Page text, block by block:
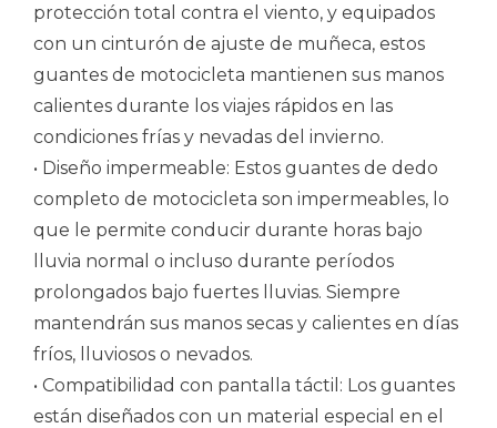
protección total contra el viento, y equipados
con un cinturón de ajuste de muñeca, estos
guantes de motocicleta mantienen sus manos
calientes durante los viajes rápidos en las
condiciones frías y nevadas del invierno.
• Diseño impermeable: Estos guantes de dedo
completo de motocicleta son impermeables, lo
que le permite conducir durante horas bajo
lluvia normal o incluso durante períodos
prolongados bajo fuertes lluvias. Siempre
mantendrán sus manos secas y calientes en días
fríos, lluviosos o nevados.
• Compatibilidad con pantalla táctil: Los guantes
están diseñados con un material especial en el